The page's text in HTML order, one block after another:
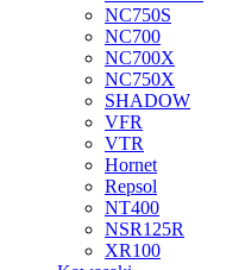
NC750S
NC700
NC700X
NC750X
SHADOW
VFR
VTR
Hornet
Repsol
NT400
NSR125R
XR100